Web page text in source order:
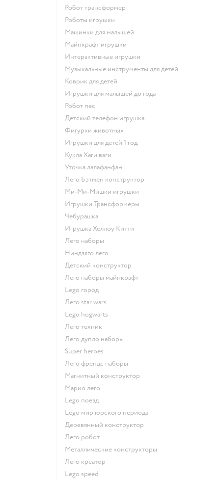
Робот трансформер
Роботы игрушки
Машинки для малышей
Майнкрафт игрушки
Интерактивные игрушки
Музыкальные инструменты для детей
Коврик для детей
Игрушки для малышей до года
Робот пес
Детский телефон игрушка
Фигурки животных
Игрушки для детей 1 год
Кукла Хаги ваги
Уточка лалафанфан
Лего Бэтмен конструктор
Ми-Ми-Мишки игрушки
Игрушки Трансформеры
Чебурашка
Игрушка Хеллоу Китти
Лего наборы
Ниндзяго лего
Детский конструктор
Лего наборы майнкрафт
Lego город
Лего star wars
Lego hogwarts
Лего техник
Лего дупло наборы
Super heroes
Лего френдс наборы
Магнитный конструктор
Марио лего
Lego поезд
Lego мир юрского периода
Деревянный конструктор
Лего робот
Металлические конструкторы
Лего креатор
Lego speed